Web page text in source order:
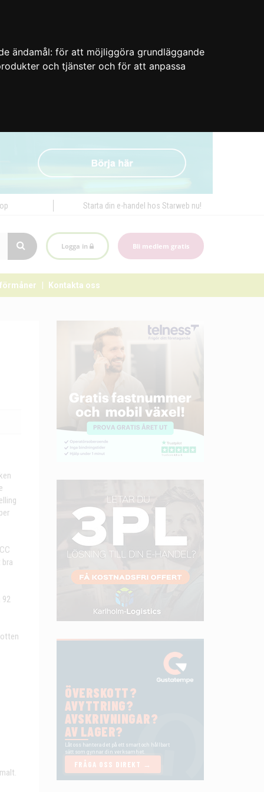
ändamål: för att möjliggöra grundläggande
och tjänster och för att anpassa
Starta din e-handel hos Starweb nu!
Logga in Bli medlem gratis
Kontakta oss
92